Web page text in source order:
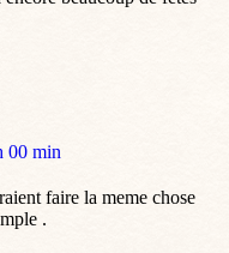
00 min
faire la meme chose
.